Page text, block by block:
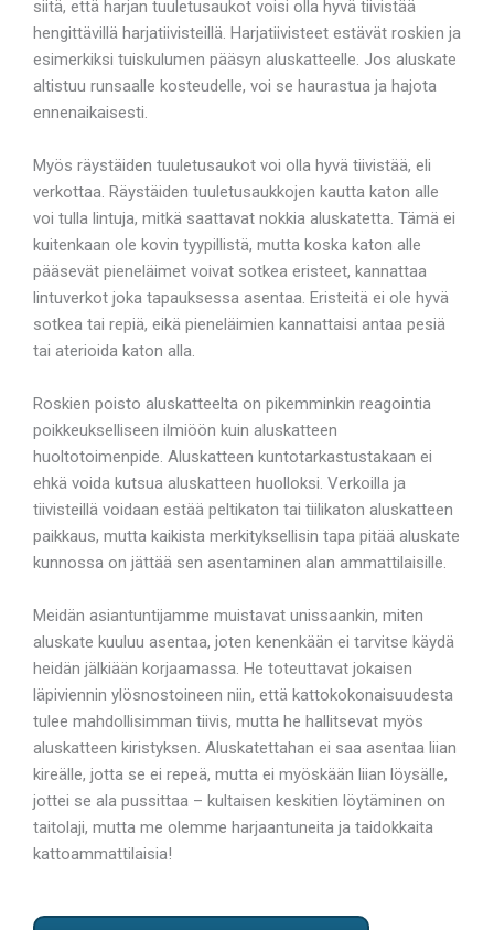
siitä, että harjan tuuletusaukot voisi olla hyvä tiivistää
hengittävillä harjatiivisteillä. Harjatiivisteet estävät roskien ja
esimerkiksi tuiskulumen pääsyn aluskatteelle. Jos aluskate
altistuu runsaalle kosteudelle, voi se haurastua ja hajota
ennenaikaisesti.
Myös räystäiden tuuletusaukot voi olla hyvä tiivistää, eli
verkottaa. Räystäiden tuuletusaukkojen kautta katon alle
voi tulla lintuja, mitkä saattavat nokkia aluskatetta. Tämä ei
kuitenkaan ole kovin tyypillistä, mutta koska katon alle
pääsevät pieneläimet voivat sotkea eristeet, kannattaa
lintuverkot joka tapauksessa asentaa. Eristeitä ei ole hyvä
sotkea tai repiä, eikä pieneläimien kannattaisi antaa pesiä
tai aterioida katon alla.
Roskien poisto aluskatteelta on pikemminkin reagointia
poikkeukselliseen ilmiöön kuin aluskatteen
huoltotoimenpide. Aluskatteen kuntotarkastustakaan ei
ehkä voida kutsua aluskatteen huolloksi. Verkoilla ja
tiivisteillä voidaan estää peltikaton tai tiilikaton aluskatteen
paikkaus, mutta kaikista merkityksellisin tapa pitää aluskate
kunnossa on jättää sen asentaminen alan ammattilaisille.
Meidän asiantuntijamme muistavat unissaankin, miten
aluskate kuuluu asentaa, joten kenenkään ei tarvitse käydä
heidän jälkiään korjaamassa. He toteuttavat jokaisen
läpiviennin ylösnostoineen niin, että kattokokonaisuudesta
tulee mahdollisimman tiivis, mutta he hallitsevat myös
aluskatteen kiristyksen. Aluskatettahan ei saa asentaa liian
kireälle, jotta se ei repeä, mutta ei myöskään liian löysälle,
jottei se ala pussittaa – kultaisen keskitien löytäminen on
taitolaji, mutta me olemme harjaantuneita ja taidokkaita
kattoammattilaisia!